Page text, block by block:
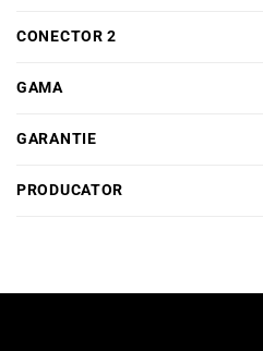
CONECTOR 2
GAMA
GARANTIE
PRODUCATOR